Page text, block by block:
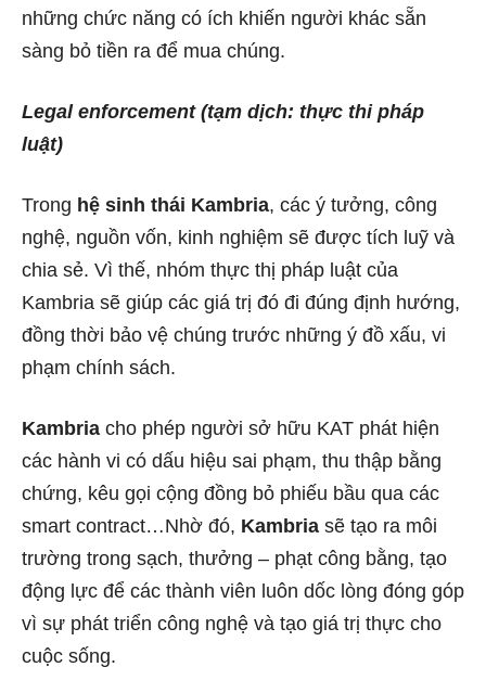
những chức năng có ích khiến người khác sẵn
sàng bỏ tiền ra để mua chúng.
Legal enforcement (tạm dịch: thực thi pháp
luật)
Trong hệ sinh thái Kambria, các ý tưởng, công
nghệ, nguồn vốn, kinh nghiệm sẽ được tích luỹ và
chia sẻ. Vì thế, nhóm thực thị pháp luật của
Kambria sẽ giúp các giá trị đó đi đúng định hướng,
đồng thời bảo vệ chúng trước những ý đồ xấu, vi
phạm chính sách.
Kambria cho phép người sở hữu KAT phát hiện
các hành vi có dấu hiệu sai phạm, thu thập bằng
chứng, kêu gọi cộng đồng bỏ phiếu bầu qua các
smart contract…Nhờ đó, Kambria sẽ tạo ra môi
trường trong sạch, thưởng – phạt công bằng, tạo
động lực để các thành viên luôn dốc lòng đóng góp
vì sự phát triển công nghệ và tạo giá trị thực cho
cuộc sống.